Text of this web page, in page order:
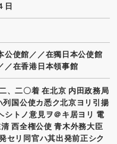
日
公使館／／在獨日本公使館
／在香港日本領事館
、二〇着 在北京 内田政務局
国公使カ悉ク北京ヨリ引揚
シトノ意見ヲ＠キ居ヨリ 電
西全権公使 青木外務大臣
セリ同官ハ其出発前正シク